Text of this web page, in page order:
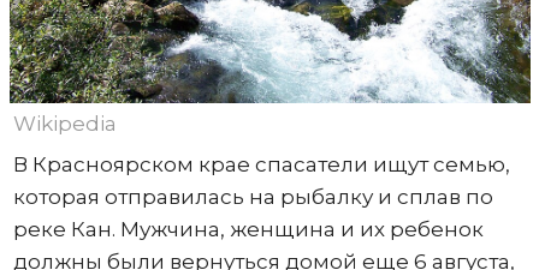
Wikipedia
В Красноярском крае спасатели ищут семью,
которая отправилась на рыбалку и сплав по
реке Кан. Мужчина, женщина и их ребенок
должны были вернуться домой еще 6 августа,